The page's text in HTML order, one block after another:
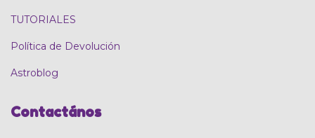
TUTORIALES
Política de Devolución
Astroblog
Contactános